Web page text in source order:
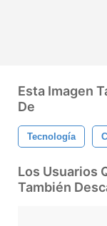
Esta Imagen
De
Tecnología
Los Usuarios
También